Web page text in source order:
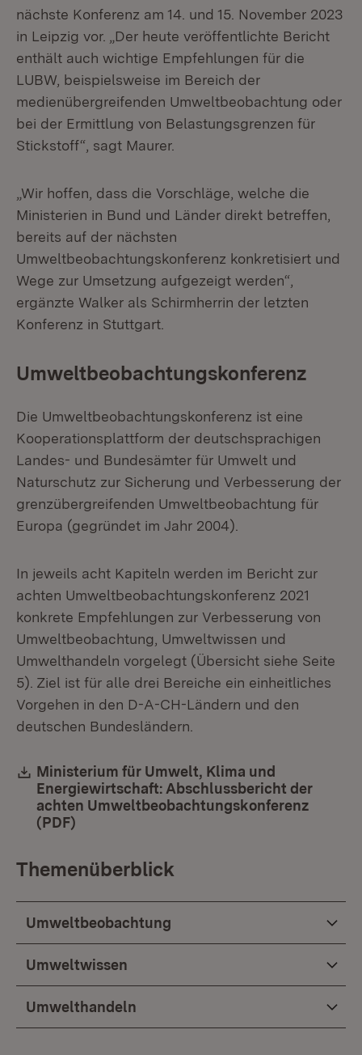
nächste Konferenz am 14. und 15. November 2023
in Leipzig vor. „Der heute veröffentlichte Bericht
enthält auch wichtige Empfehlungen für die
LUBW, beispielsweise im Bereich der
medienübergreifenden Umweltbeobachtung oder
bei der Ermittlung von Belastungsgrenzen für
Stickstoff“, sagt Maurer.
„Wir hoffen, dass die Vorschläge, welche die
Ministerien in Bund und Länder direkt betreffen,
bereits auf der nächsten
Umweltbeobachtungskonferenz konkretisiert und
Wege zur Umsetzung aufgezeigt werden“,
ergänzte Walker als Schirmherrin der letzten
Konferenz in Stuttgart.
Umweltbeobachtungskonferenz
Die Umweltbeobachtungskonferenz ist eine
Kooperationsplattform der deutschsprachigen
Landes- und Bundesämter für Umwelt und
Naturschutz zur Sicherung und Verbesserung der
grenzübergreifenden Umweltbeobachtung für
Europa (gegründet im Jahr 2004).
In jeweils acht Kapiteln werden im Bericht zur
achten Umweltbeobachtungskonferenz 2021
konkrete Empfehlungen zur Verbesserung von
Umweltbeobachtung, Umweltwissen und
Umwelthandeln vorgelegt (Übersicht siehe Seite
5). Ziel ist für alle drei Bereiche ein einheitliches
Vorgehen in den D-A-CH-Ländern und den
deutschen Bundesländern.
Download:
Ministerium für Umwelt, Klima und
Energiewirtschaft: Abschlussbericht der
achten Umweltbeobachtungskonferenz
(PDF)
Themenüberblick
Umweltbeobachtung
Umweltwissen
Umwelthandeln